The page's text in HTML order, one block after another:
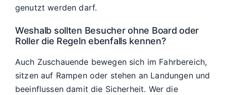
genutzt werden darf.
Weshalb sollten Besucher ohne Board oder
Roller die Regeln ebenfalls kennen?
Auch Zuschauende bewegen sich im Fahrbereich,
sitzen auf Rampen oder stehen an Landungen und
beeinflussen damit die Sicherheit. Wer die